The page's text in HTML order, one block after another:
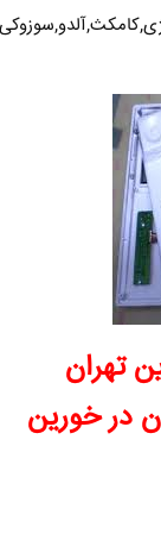
تهران
در خورین